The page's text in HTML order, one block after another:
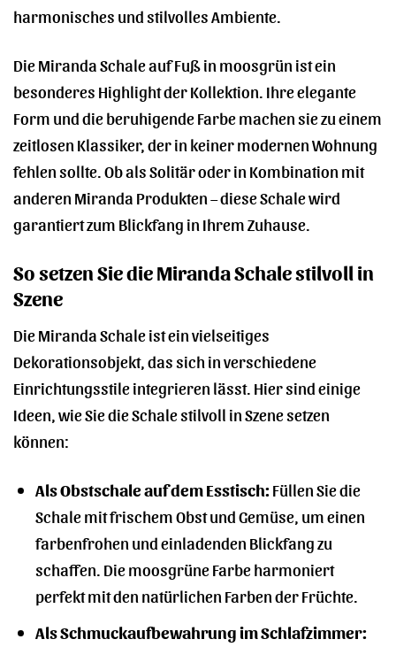
harmonisches und stilvolles Ambiente.
Die Miranda Schale auf Fuß in moosgrün ist ein
besonderes Highlight der Kollektion. Ihre elegante
Form und die beruhigende Farbe machen sie zu einem
zeitlosen Klassiker, der in keiner modernen Wohnung
fehlen sollte. Ob als Solitär oder in Kombination mit
anderen Miranda Produkten – diese Schale wird
garantiert zum Blickfang in Ihrem Zuhause.
So setzen Sie die Miranda Schale stilvoll in
Szene
Die Miranda Schale ist ein vielseitiges
Dekorationsobjekt, das sich in verschiedene
Einrichtungsstile integrieren lässt. Hier sind einige
Ideen, wie Sie die Schale stilvoll in Szene setzen
können:
Als Obstschale auf dem Esstisch:Füllen Sie die
Schale mit frischem Obst und Gemüse, um einen
farbenfrohen und einladenden Blickfang zu
schaffen. Die moosgrüne Farbe harmoniert
perfekt mit den natürlichen Farben der Früchte.
Als Schmuckaufbewahrung im Schlafzimmer: